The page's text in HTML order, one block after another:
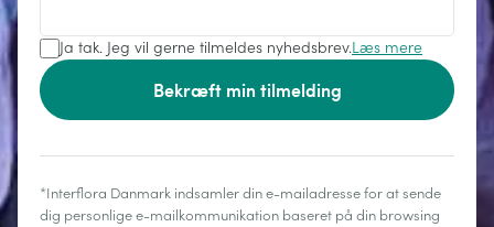
Ja tak. Jeg vil gerne tilmeldes nyhedsbrev.Læs mere
Bekræft min tilmelding
*Interflora Danmark indsamler din e-mailadresse for at sende
dig personlige e-mailkommunikation baseret på din browsing